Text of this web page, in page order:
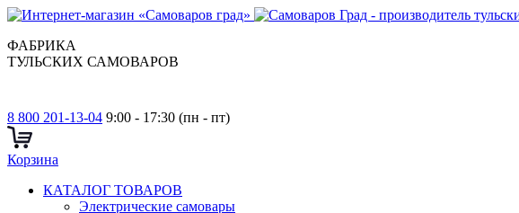
ФАБРИКА
ТУЛЬСКИХ САМОВАРОВ
8 800 201-13-04 9:00 - 17:30 (пн - пт)
Корзина
КАТАЛОГ ТОВАРОВ
Электрические самовары